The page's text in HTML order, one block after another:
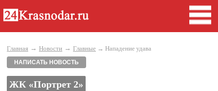
Главная → Новости → Главные → Нападение удава
НАПИСАТЬ НОВОСТЬ
ЖК «Портрет 2»